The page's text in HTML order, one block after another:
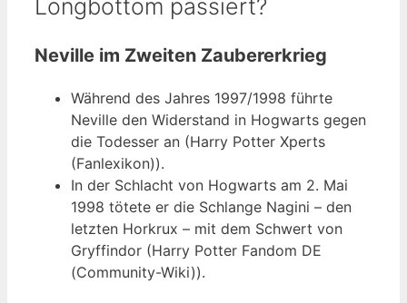
Longbottom passiert?
Neville im Zweiten Zaubererkrieg
Während des Jahres 1997/1998 führte
Neville den Widerstand in Hogwarts gegen
die Todesser an (Harry Potter Xperts
(Fanlexikon)).
In der Schlacht von Hogwarts am 2. Mai
1998 tötete er die Schlange Nagini – den
letzten Horkrux – mit dem Schwert von
Gryffindor (Harry Potter Fandom DE
(Community-Wiki)).